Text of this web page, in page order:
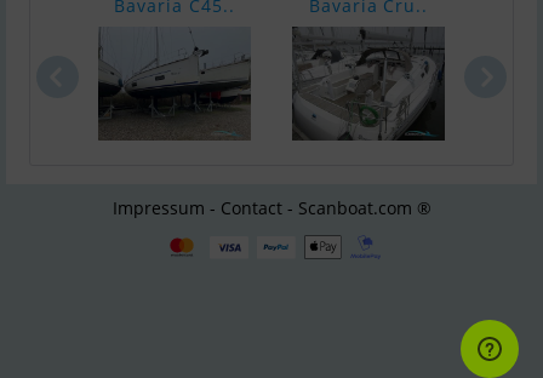
Bavaria C45.. Bavaria Cru..
Impressum - Contact - Scanboat.com ®